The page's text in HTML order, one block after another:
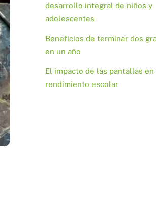
desarrollo integral de niños y
adolescentes
Beneficios de terminar dos
en un año
El impacto de las pantallas en
rendimiento escolar